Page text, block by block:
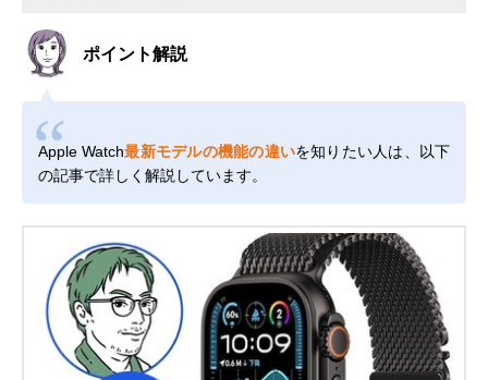
ポイント解説
Apple Watch最新モデルの機能の違いを知りたい人は、以下
の記事で詳しく解説しています。